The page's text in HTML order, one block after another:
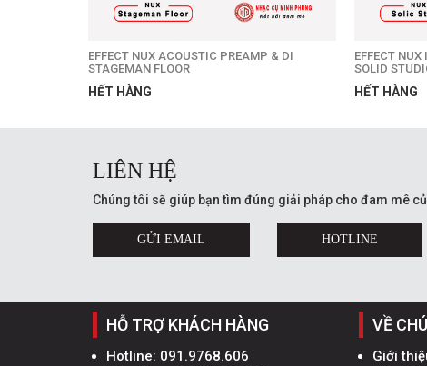
EFFECT NUX ACOUSTIC PREAMP & DI
STAGEMAN FLOOR
HẾT HÀNG
EFFECT
SOLID
HẾT HÀNG
LIÊN HỆ
Chúng tôi sẽ giúp bạn tìm đúng giải pháp cho đam mê
GỬI EMAIL HOTLINE
HỖ TRỢ KHÁCH HÀNG
Hotline: 091.9768.606
VỀ
Giới